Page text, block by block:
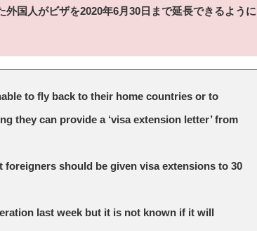
国人がビザを2020年6月30日まで延長できるように
to fly back to their home countries or to
they can provide a ‘visa extension letter’ from
should be given visa extensions to 30
last week but it is not known if it will